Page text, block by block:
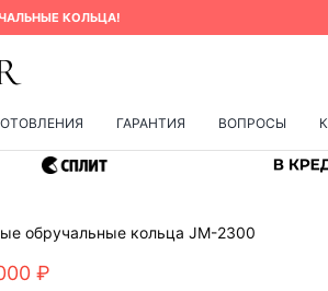
КОЛЬЦА!
ГАРАНТИЯ ВОПРОСЫ
обручальные кольца JM-2300
₽